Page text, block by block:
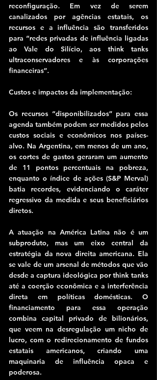
reconfiguração. Em vez de serem
canalizados por agências estatais, os
recursos e a influência são transferidos
para “redes privadas de influência ligadas
ao Vale do Silício, aos think tanks
ultraconservadores e às corporações
financeiras”.
Custos e impactos da implementação:
Os recursos “disponibilizados” para essa
agenda também podem ser medidos pelos
custos sociais e econômicos nos países-
alvo. Na Argentina, em menos de um ano,
os cortes de gastos geraram um aumento
de 11 pontos percentuais na pobreza,
enquanto o índice de ações (S&P Merval)
batia recordes, evidenciando o caráter
regressivo da medida e seus beneficiários
diretos.
A atuação na América Latina não é um
subproduto, mas um eixo central da
estratégia da nova direita americana. Ela
se vale de um arsenal de métodos que vão
desde a captura ideológica por think tanks
até a coerção econômica e a interferência
direta em políticas domésticas. O
financiamento para essa operação
combina capital privado de bilionários,
que veem na desregulação um nicho de
lucro, com o redirecionamento de fundos
estatais americanos, criando uma
maquinaria de influência opaca e
poderosa.